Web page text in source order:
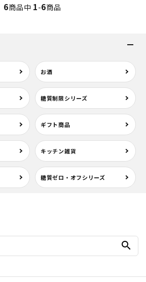
6商品中 1-6商品
お酒
糖質制限シリーズ
ギフト商品
キッチン雑貨
糖質ゼロ・オフシリーズ
search